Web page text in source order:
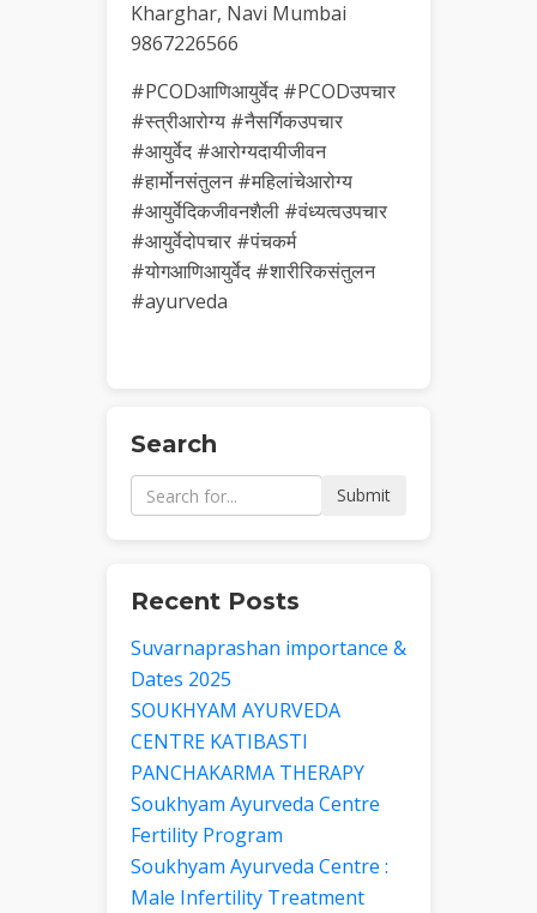
Kharghar, Navi Mumbai
9867226566
#PCODआणिआयुर्वेद #PCODउपचार
#स्त्रीआरोग्य #नैसर्गिकउपचार
#आयुर्वेद #आरोग्यदायीजीवन
#हार्मोनसंतुलन #महिलांचेआरोग्य
#आयुर्वेदिकजीवनशैली #वंध्यत्वउपचार
#आयुर्वेदोपचार #पंचकर्म
#योगआणिआयुर्वेद #शारीरिकसंतुलन
#ayurveda
Search
Submit
Recent Posts
Suvarnaprashan importance &
Dates 2025
SOUKHYAM AYURVEDA
CENTRE KATIBASTI
PANCHAKARMA THERAPY
Soukhyam Ayurveda Centre
Fertility Program
Soukhyam Ayurveda Centre :
Male Infertility Treatment